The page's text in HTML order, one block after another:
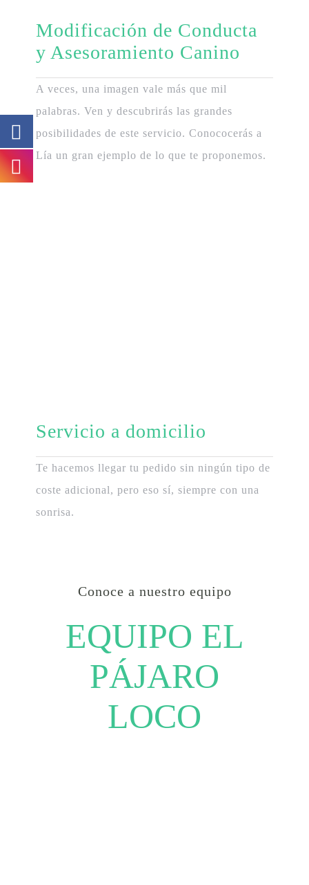
Modificación de Conducta
y Asesoramiento Canino
A veces, una imagen vale más que mil
palabras. Ven y descubrirás las grandes
posibilidades de este servicio. Conococerás a
Lía un gran ejemplo de lo que te proponemos.
Servicio a domicilio
Te hacemos llegar tu pedido sin ningún tipo de
coste adicional, pero eso sí, siempre con una
sonrisa.
Conoce a nuestro equipo
EQUIPO EL
PÁJARO
LOCO